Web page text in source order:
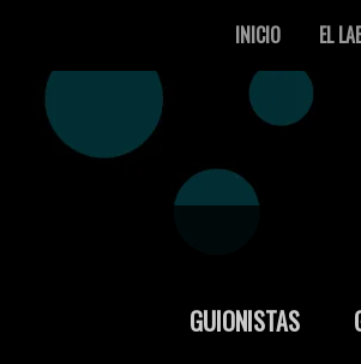
INICIO EL
GUIONISTAS